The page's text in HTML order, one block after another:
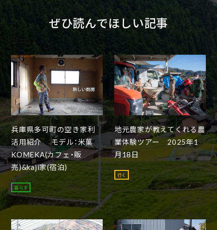
ぜひ読んでほしい記事
兵庫県多可町の空き家利
活用紹介 モデル：米菓
KOMEKA(カフェ・販
売)&kaji家(宿泊)
暮らす
地元農家が教えてくれる農
業体験ツアー 2025年1
月18日
行く